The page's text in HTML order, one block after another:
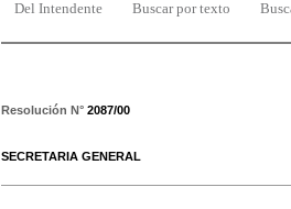
Del Intendente Buscar por texto
Resolución N° 2087/00
SECRETARIA GENERAL